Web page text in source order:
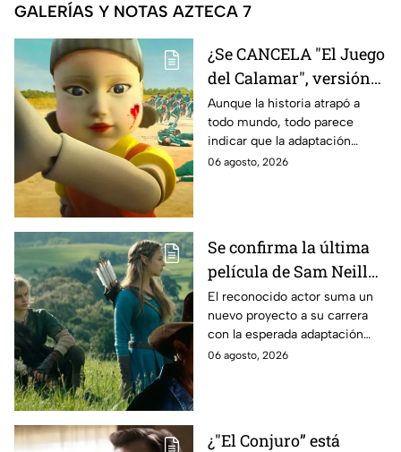
GALERÍAS Y NOTAS AZTECA 7
¿Se CANCELA "El Juego
del Calamar", versión
Estados Unidos? Esto
es lo que se sabe al
momento
Aunque la historia atrapó a
todo mundo, todo parece
indicar que la adaptación
podría ser cancelada:
06 agosto, 2026
Se confirma la última
película de Sam Neill
antes de morir: esto es
lo que se sabe hasta
ahora
El reconocido actor suma un
nuevo proyecto a su carrera
con la esperada adaptación
cinematográfica del popular
06 agosto, 2026
¿"El Conjuro” está